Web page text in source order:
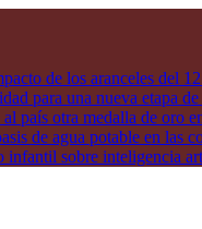
de los aranceles del
para una nueva etapa
país otra medalla de oro
de agua potable en las
sobre inteligencia